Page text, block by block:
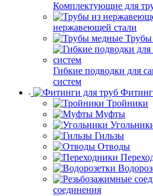
Комплектующие для
нержавеющей стали
Гибкие подводки для
систем
Тройники
Муфты
Гильзы
Отводы
соединения